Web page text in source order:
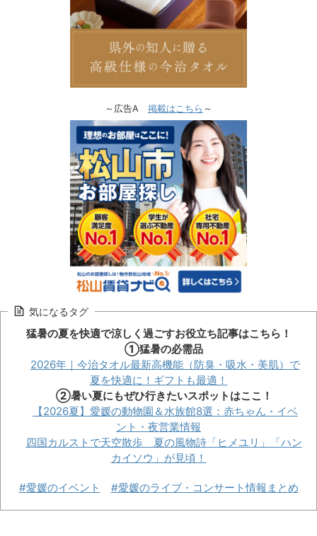
～広告A 掲載はこちら ～
気になるタグ
猛暑の夏を快適で涼しく過ごすお役立ち記事はこちら！
①猛暑の必需品
2026年｜今治タオル最新高機能（防臭・吸水・美肌）で
夏を快適に！ギフトも最適！
②暑い夏にもぜひ行きたいスポットはここ！
【2026夏】愛媛の動物園＆水族館8選：赤ちゃん・イベ
ント・夜営業情報
四国カルストで天空散歩 夏の風物詩「ヒメユリ」「ハン
カイソウ」が見頃！
#愛媛のイベント #愛媛のライブ・コンサート情報まとめ